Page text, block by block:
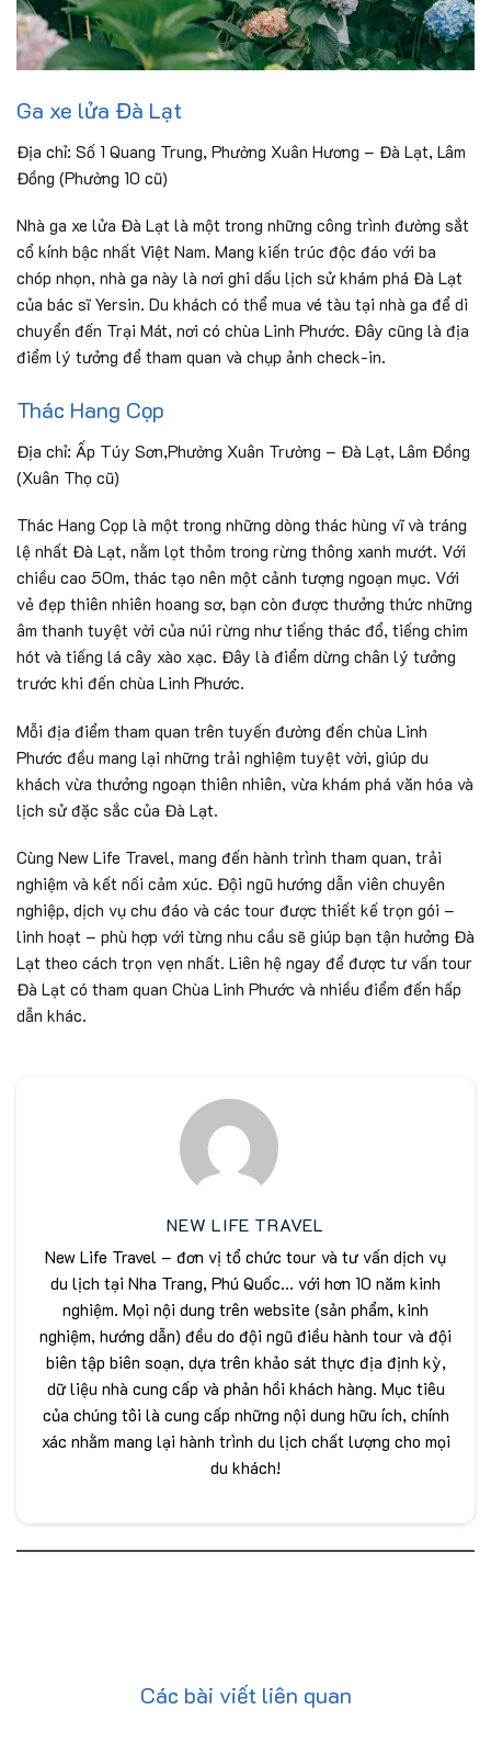
Ga xe lửa Đà Lạt
Địa chỉ: Số 1 Quang Trung, Phường Xuân Hương – Đà Lạt, Lâm
Đồng (Phường 10 cũ)
Nhà ga xe lửa Đà Lạt là một trong những công trình đường sắt
cổ kính bậc nhất Việt Nam. Mang kiến trúc độc đáo với ba
chóp nhọn, nhà ga này là nơi ghi dấu lịch sử khám phá Đà Lạt
của bác sĩ Yersin. Du khách có thể mua vé tàu tại nhà ga để di
chuyển đến Trại Mát, nơi có chùa Linh Phước. Đây cũng là địa
điểm lý tưởng để tham quan và chụp ảnh check-in.
Thác Hang Cọp
Địa chỉ: Ấp Túy Sơn,Phường Xuân Trường – Đà Lạt, Lâm Đồng
(Xuân Thọ cũ)
Thác Hang Cọp là một trong những dòng thác hùng vĩ và tráng
lệ nhất Đà Lạt, nằm lọt thỏm trong rừng thông xanh mướt. Với
chiều cao 50m, thác tạo nên một cảnh tượng ngoạn mục. Với
vẻ đẹp thiên nhiên hoang sơ, bạn còn được thưởng thức những
âm thanh tuyệt vời của núi rừng như tiếng thác đổ, tiếng chim
hót và tiếng lá cây xào xạc. Đây là điểm dừng chân lý tưởng
trước khi đến chùa Linh Phước.
Mỗi địa điểm tham quan trên tuyến đường đến chùa Linh
Phước đều mang lại những trải nghiệm tuyệt vời, giúp du
khách vừa thưởng ngoạn thiên nhiên, vừa khám phá văn hóa và
lịch sử đặc sắc của Đà Lạt.
Cùng New Life Travel, mang đến hành trình tham quan, trải
nghiệm và kết nối cảm xúc. Đội ngũ hướng dẫn viên chuyên
nghiệp, dịch vụ chu đáo và các tour được thiết kế trọn gói –
linh hoạt – phù hợp với từng nhu cầu sẽ giúp bạn tận hưởng Đà
Lạt theo cách trọn vẹn nhất. Liên hệ ngay để được tư vấn tour
Đà Lạt có tham quan Chùa Linh Phước và nhiều điểm đến hấp
dẫn khác.
NEW LIFE TRAVEL
New Life Travel – đơn vị tổ chức tour và tư vấn dịch vụ
du lịch tại Nha Trang, Phú Quốc... với hơn 10 năm kinh
nghiệm. Mọi nội dung trên website (sản phẩm, kinh
nghiệm, hướng dẫn) đều do đội ngũ điều hành tour và đội
biên tập biên soạn, dựa trên khảo sát thực địa định kỳ,
dữ liệu nhà cung cấp và phản hồi khách hàng. Mục tiêu
của chúng tôi là cung cấp những nội dung hữu ích, chính
xác nhằm mang lại hành trình du lịch chất lượng cho mọi
du khách!
Các bài viết liên quan